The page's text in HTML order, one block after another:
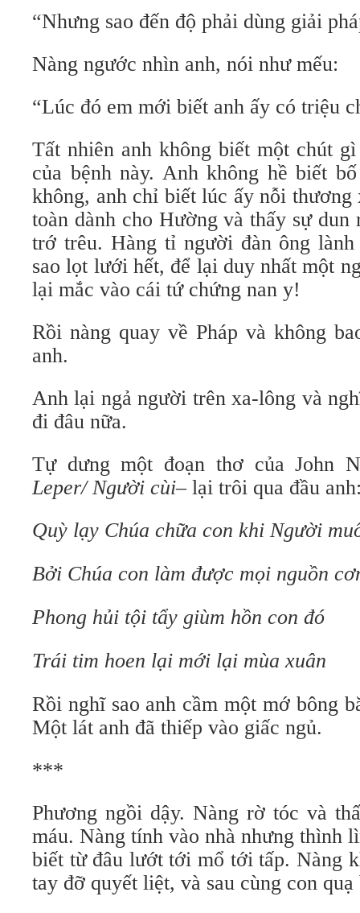
“Nhưng sao đến độ phải dùng giải
Nàng ngước nhìn anh, nói như mếu:
“Lúc đó em mới biết anh ấy có triệu
Tất nhiên anh không biết một chút
của bệnh này. Anh không hề biết
không, anh chỉ biết lúc ấy nỗi thương
toàn dành cho Hường và thấy sự dun
trớ trêu. Hàng tỉ người đàn ông
sao lọt lưới hết, để lại duy nhất một
lại mắc vào cái tứ chứng nan y!
Rồi nàng quay về Pháp và không
anh.
Anh lại ngả người trên xa-lông và
đi đâu nữa.
Tự dưng một đoạn thơ của John
Leper/ Người cùi– lại trôi qua đầu
Quỳ lạy Chúa chữa con khi Người
Bởi Chúa con làm được mọi nguồn
Phong hủi tội tẩy giùm hồn con đó
Trái tim hoen lại mới lại mùa xuân
Rồi nghĩ sao anh cầm một mớ bông
Một lát anh đã thiếp vào giấc ngủ.
***
Phương ngồi dậy. Nàng rờ tóc và
máu. Nàng tính vào nhà nhưng thình
biết từ đâu lướt tới mổ tới tấp. Nàng
tay đỡ quyết liệt, và sau cùng con quạ